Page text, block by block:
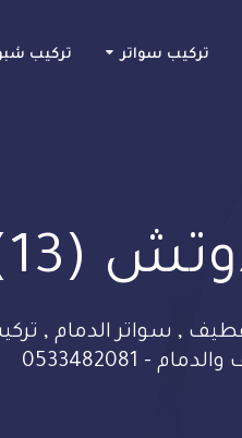
تركيب سواتر تركيب
(13)
, سواتر الدمام ,